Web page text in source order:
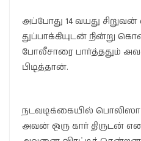
அப்போது 14 வயது
துப்பாக்கியுடன் நின்று
போலீசாரை பார்த்ததும்
பிடித்தான்.
நடவடிக்கையில்
அவன் ஒரு கார் திருடன்